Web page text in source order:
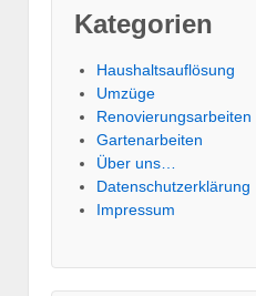
Kategorien
Haushaltsauflösung
Umzüge
Renovierungsarbeiten
Gartenarbeiten
Über uns…
Datenschutzerklärung
Impressum